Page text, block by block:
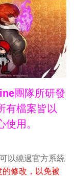
團隊所研發
有檔案皆以
用。
以繞過官方系統
的修改，以免被